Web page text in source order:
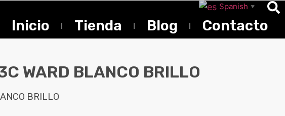
Spanish ▼
Inicio Tienda Blog Contacto
WARD BLANCO BRILLO
BRILLO